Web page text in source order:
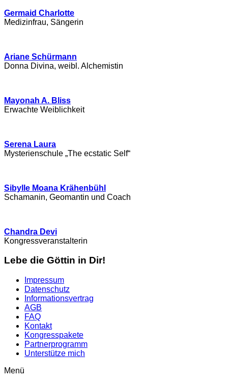
Germaid Charlotte
Medizinfrau, Sängerin
Ariane Schürmann
Donna Divina, weibl. Alchemistin
Mayonah A. Bliss
Erwachte Weiblichkeit
Serena Laura
Mysterienschule „The ecstatic Self“
Sibylle Moana Krähenbühl
Schamanin, Geomantin und Coach
Chandra Devi
Kongressveranstalterin
Lebe die Göttin in Dir!
Impressum
Datenschutz
Informationsvertrag
AGB
FAQ
Kontakt
Kongresspakete
Partnerprogramm
Unterstütze mich
Menü